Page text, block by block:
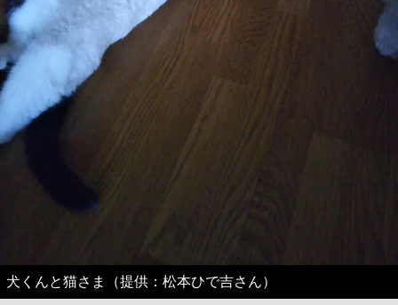
犬くんと猫さま（提供：松本ひで吉さん）